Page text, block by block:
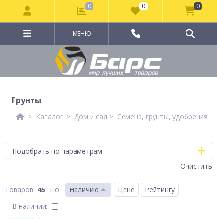
МЕНЮ
Грунты
Каталог Дом и сад Семена, грунты, удобрения
Подобрать по параметрам
Очистить
45 По: Наличию Цене
Рейтингу
В наличии:
0 0 0